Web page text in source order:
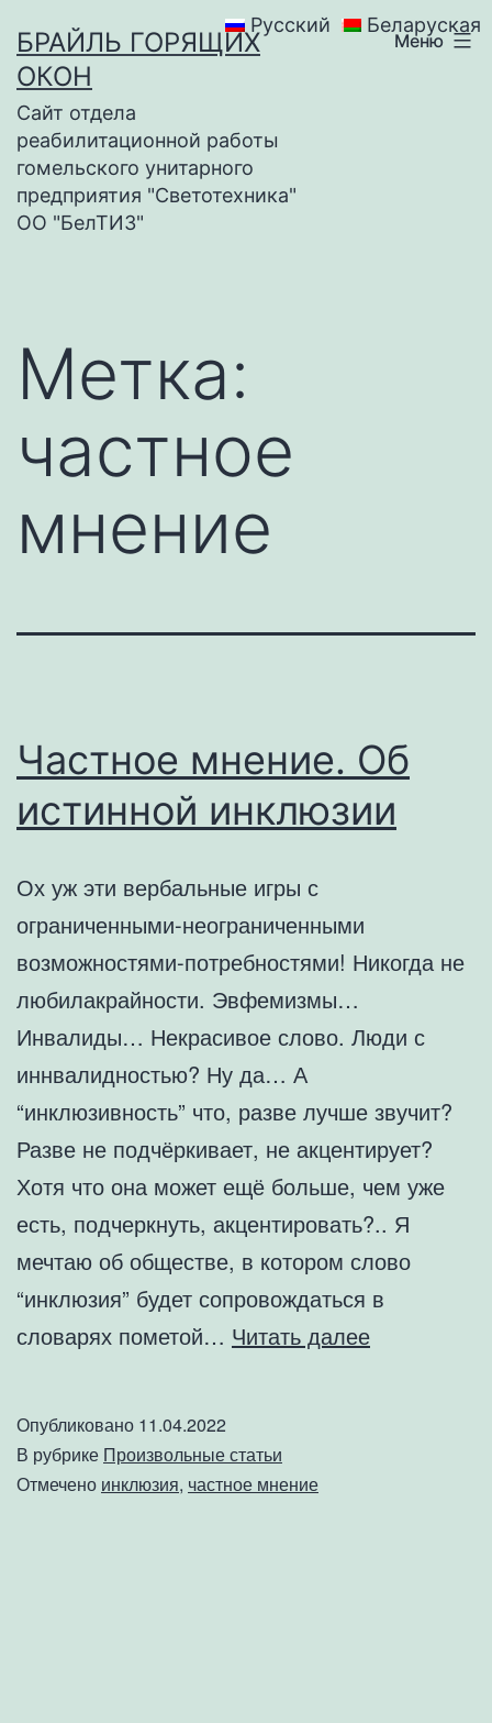
содержимому
БРАЙЛЬ ГОРЯЩИХ
ОКОН
Сайт отдела
реабилитационной работы
гомельского унитарного
предприятия "Светотехника"
ОО "БелТИЗ"
Меню
Русский Беларуская
Метка:
частное
мнение
Частное мнение. Об
истинной инклюзии
Ох уж эти вербальные игры с
ограниченными-неогра­ниченными
возможностями-потребностями! Никогда не
любилакрайности. Эвфемизмы…
Инвалиды… Некрасивое слово. Люди с
иннвалидностью? Ну да… А
“инклюзивность” что, разве лучше звучит?
Разве не подчёркивает, не акцентирует?
Хотя что она может ещё больше, чем уже
есть, подчеркнуть, акцентировать?.. Я
мечтаю об обществе, в котором слово
“инклюзия” будет сопровождаться в
словарях пометой… Читать далееЧастное
Опубликовано 11.04.2022
В рубрике Произвольные статьи
Отмечено инклюзия, частное мнение